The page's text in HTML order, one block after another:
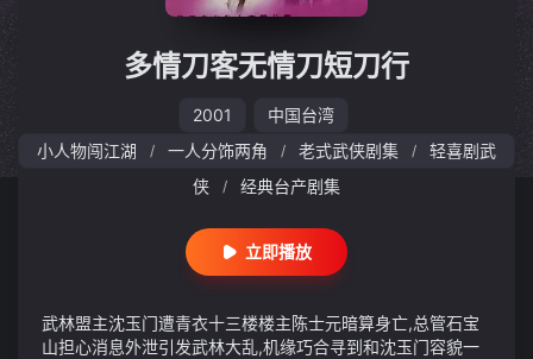
多情刀客无情刀短刀行
2001
中国台湾
小人物闯江湖
/ 一人分饰两角 / 老式武侠剧集 /
轻喜剧武
侠
/ 经典台产剧集
立即播放
武林盟主沈玉门遭青衣十三楼楼主陈士元暗算身亡,总管石宝
山担心消息外泄引发武林大乱,机缘巧合寻到和沈玉门容貌一